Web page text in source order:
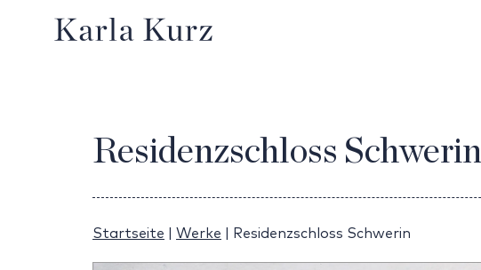
Residenzschloss Schwerin
Startseite Werke Residenzschloss Schwerin